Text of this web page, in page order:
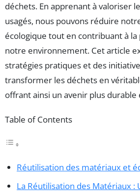
déchets. En apprenant à valoriser
usagés, nous pouvons réduire
écologique tout en contribuant à
notre environnement. Cet article
stratégies pratiques et des
transformer les déchets en
offrant ainsi un avenir plus durable
Table of Contents
Réutilisation des matériaux et
La Réutilisation des Matériaux :